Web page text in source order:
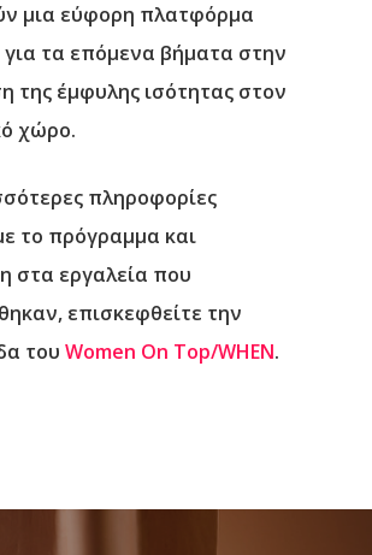
μια εύφορη πλατφόρμα
για τα επόμενα βήματα στην
της έμφυλης ισότητας στον
χώρο.
πληροφορίες
το πρόγραμμα και
στα εργαλεία που
επισκεφθείτε την
του Women On Top/WHEN.